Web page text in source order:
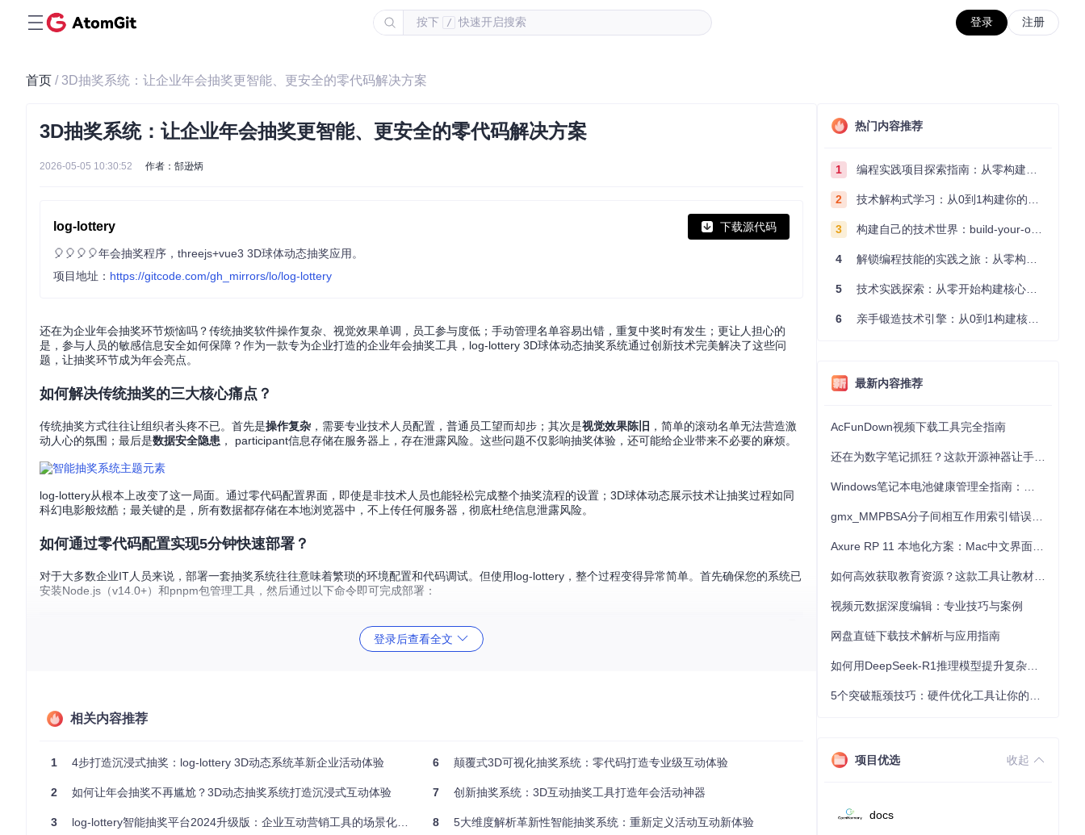
按下 / 快速开启搜索 登录 注册
首页 / 3D抽奖系统：让企业年会抽奖更智能、更安全的零代码解决方案
3D抽奖系统：让企业年会抽奖更智能、更安全的零代码解决方案
2026-05-05 10:30:52 作者：郜逊炳
log-lottery 下载源代码
🎈🎈🎈🎈年会抽奖程序，threejs+vue3 3D球体动态抽奖应用。
项目地址： https://gitcode.com/gh_mirrors/lo/log-lottery
还在为企业年会抽奖环节烦恼吗？传统抽奖软件操作复杂、视觉效果单调，员工参与度低；手动管理名单容易出错，重复中奖时有发生；更让人担心的
是，参与人员的敏感信息安全如何保障？作为一款专为企业打造的企业年会抽奖工具，log-lottery 3D球体动态抽奖系统通过创新技术完美解决了这些问
题，让抽奖环节成为年会亮点。
如何解决传统抽奖的三大核心痛点？
传统抽奖方式往往让组织者头疼不已。首先是操作复杂 ，需要专业技术人员配置，普通员工望而却步；其次是视觉效果陈旧 ，简单的滚动名单无法营造激
动人心的氛围；最后是数据安全隐患 ， participant信息存储在服务器上，存在泄露风险。这些问题不仅影响抽奖体验，还可能给企业带来不必要的麻烦。
log-lottery从根本上改变了这一局面。通过零代码配置界面，即使是非技术人员也能轻松完成整个抽奖流程的设置；3D球体动态展示技术让抽奖过程如同
科幻电影般炫酷；最关键的是，所有数据都存储在本地浏览器中，不上传任何服务器，彻底杜绝信息泄露风险。
如何通过零代码配置实现5分钟快速部署？
对于大多数企业IT人员来说，部署一套抽奖系统往往意味着繁琐的环境配置和代码调试。但使用log-lottery，整个过程变得异常简单。首先确保您的系统已
安装Node.js（v14.0+）和pnpm包管理工具，然后通过以下命令即可完成部署：
作。即使是电脑操作经验不多的行政人员，也能在5分钟内完成从部署到可用的全部流程。
如何保障企业抽奖数据的绝对安全？
数据安全是企业在选择抽奖系统时最关心的问题之一。log-lottery采用创新的本地存储方案，所有参与人员信息和抽奖数据均保存在用户的本地浏览器Inde
xDB中，不会上传到任何外部服务器。这意味着即使在没有网络连接的情况下，抽奖活动也能正常进行，同时确保企业敏感信息不会泄露。
登录后查看全文
相关内容推荐
1 4步打造沉浸式抽奖：log-lottery 3D动态系统革新企业活动体验
2 如何让年会抽奖不再尴尬？3D动态抽奖系统打造沉浸式互动体验
3 log-lottery智能抽奖平台2024升级版：企业互动营销工具的场景化落地与价值重构
6 颠覆式3D可视化抽奖系统：零代码打造专业级互动体验
7 创新抽奖系统：3D互动抽奖工具打造年会活动神器
8 5大维度解析革新性智能抽奖系统：重新定义活动互动新体验
热门内容推荐
1 编程实践项目探索指南：从零构建技术能力体系
2 技术解构式学习：从0到1构建你的编程知识体系
3 构建自己的技术世界：build-your-own-x项目的实践探索指南
4 解锁编程技能的实践之旅：从零构建你的技术世界
5 技术实践探索：从零开始构建核心系统的实践指南
6 亲手锻造技术引擎：从0到1构建核心系统的实践指南
最新内容推荐
AcFunDown视频下载工具完全指南
视频元数据深度编辑：专业技巧与案例
网盘直链下载技术解析与应用指南
项目优选 收起
docs